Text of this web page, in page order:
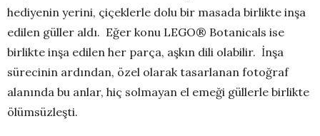
hediyenin yerini, çiçeklerle dolu bir masada birlikte inşa
edilen güller aldı. Eğer konu LEGO® Botanicals ise
birlikte inşa edilen her parça, aşkın dili olabilir. İnşa
sürecinin ardından, özel olarak tasarlanan fotoğraf
alanında bu anlar, hiç solmayan el emeği güllerle birlikte
ölümsüzleşti.